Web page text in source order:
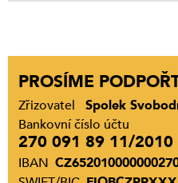
PROSÍME
Zřizovatel
Spolek
Bankovní číslo účtu
270 091 89 11/2010
IBAN